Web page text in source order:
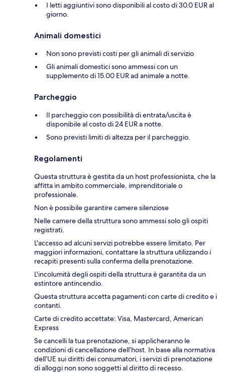
I letti aggiuntivi sono disponibili al costo di 30.0 EUR al
giorno.
Animali domestici
Non sono previsti costi per gli animali di servizio
Gli animali domestici sono ammessi con un
supplemento di 15.00 EUR ad animale a notte.
Parcheggio
Il parcheggio con possibilità di entrata/uscita è
disponibile al costo di 24 EUR a notte.
Sono previsti limiti di altezza per il parcheggio.
Regolamenti
Questa struttura è gestita da un host professionista, che la
affitta in ambito commerciale, imprenditoriale o
professionale.
Non è possibile garantire camere silenziose
Nelle camere della struttura sono ammessi solo gli ospiti
registrati.
L'accesso ad alcuni servizi potrebbe essere limitato. Per
maggiori informazioni, contattare la struttura utilizzando i
recapiti presenti sulla conferma della prenotazione.
L'incolumità degli ospiti della struttura è garantita da un
estintore antincendio.
Questa struttura accetta pagamenti con carte di credito e i
contanti.
Carte di credito accettate: Visa, Mastercard, American
Express
Se cancelli la tua prenotazione, si applicheranno le
condizioni di cancellazione dell’host. In base alla normativa
dell’UE sui diritti dei consumatori, i servizi di prenotazione
di alloggi non sono soggetti al diritto di recesso.